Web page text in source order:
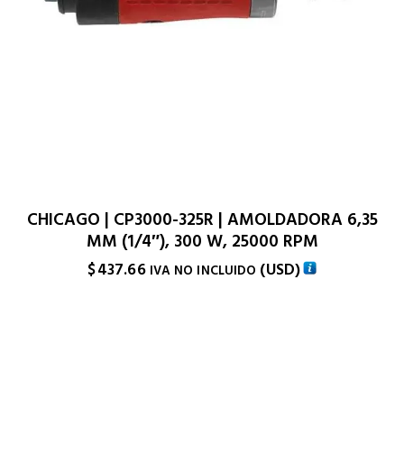
CHICAGO | CP3000-325R | AMOLDADORA 6,35
MM (1/4″), 300 W, 25000 RPM
$437.66 IVA NO INCLUIDO (USD)